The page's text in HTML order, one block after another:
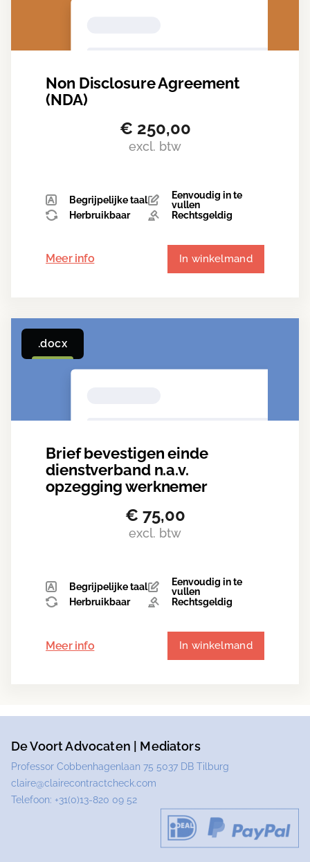
Non Disclosure Agreement
(NDA)
€ 250,00
excl. btw
Begrijpelijke taal
Eenvoudig in te
vullen
Herbruikbaar
Rechtsgeldig
Meer info In winkelmand
.docx
Brief bevestigen einde
dienstverband n.a.v.
opzegging werknemer
€ 75,00
excl. btw
Begrijpelijke taal
Eenvoudig in te
vullen
Herbruikbaar
Rechtsgeldig
Meer info In winkelmand
De Voort Advocaten | Mediators
Professor Cobbenhagenlaan 75 5037 DB Tilburg
claire@clairecontractcheck.com
Telefoon: +31(0)13-820 09 52